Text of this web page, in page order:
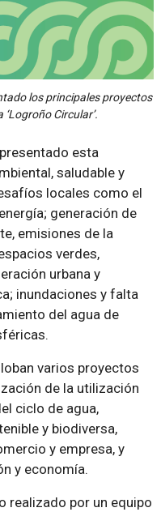
los principales proyectos
Circular’.
esta
saludable y
locales como el
generación de
emisiones de la
verdes,
urbana y
inundaciones y falta
del agua de
varios proyectos
de la utilización
ciclo de agua,
y biodiversa,
y empresa, y
y economía.
realizado por un equipo